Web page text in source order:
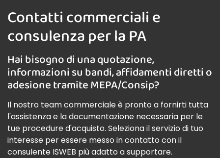
Contatti commerciali e
consulenza per la PA
Hai bisogno di una quotazione,
informazioni su bandi, affidamenti diretti o
adesione tramite MEPA/Consip?
Il nostro team commerciale è pronto a fornirti tutta
l'assistenza e la documentazione necessaria per le
tue procedure d'acquisto. Seleziona il servizio di tuo
interesse per essere messo in contatto con il
consulente ISWEB più adatto a supportare.